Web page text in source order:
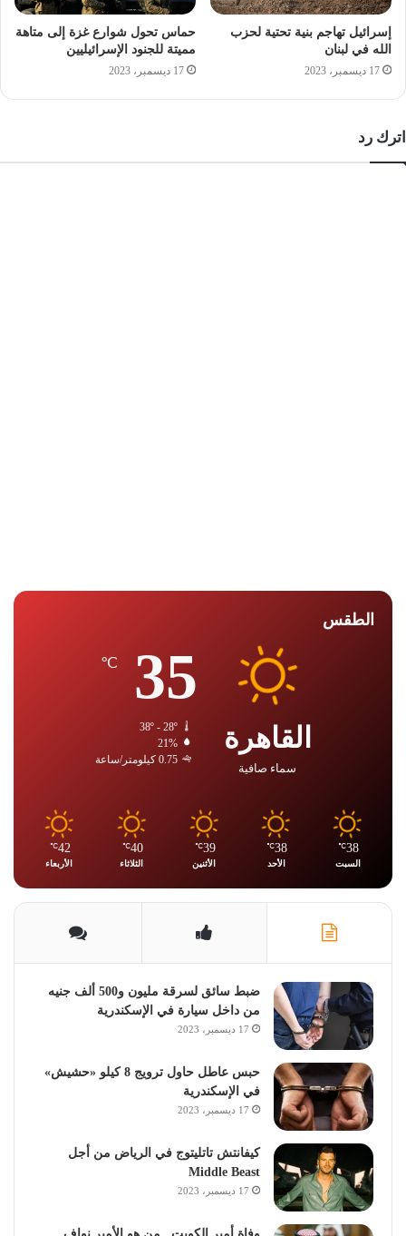
إسرائيل تهاجم بنية تحتية لحزب
الله في لبنان
17 ديسمبر، 2023
حماس تحول شوارع غزة إلى متاهة
مميتة للجنود الإسرائيليين
17 ديسمبر، 2023
اترك رد
الطقس
القاهرة
سماء صافية
35
℃
38º - 28º
21%
0.75 كيلومتر/ساعة
38
℃
السبت
38
℃
الأحد
39
℃
الأثنين
40
℃
الثلاثاء
42
℃
الأربعاء
ضبط سائق لسرقة مليون و500 ألف جنيه
من داخل سيارة في الإسكندرية
17 ديسمبر، 2023
حبس عاطل حاول ترويج 8 كيلو «حشيش»
في الإسكندرية
17 ديسمبر، 2023
كيفانتش تاتليتوج في الرياض من أجل
Middle Beast
17 ديسمبر، 2023
وفاة أمير الكويت.. من هو الأمير نواف